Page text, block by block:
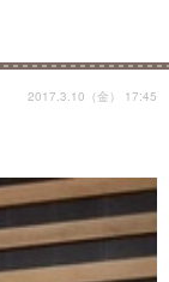
2017.3.10（金） 17:45